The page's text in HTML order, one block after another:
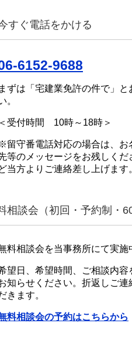
すぐ電話をかける
6152-9688
まずは「宅建業免許の件で」と
。
＜受付時間 10時～18時＞
留守番電話対応の場合は、お
等のメッセージをお残しくだ
当方よりご連絡差し上げます
相談会（初回・予約制・60
料相談会を当事務所にて実施
望日、希望時間、ご相談内容
知らせください。折返しご連
きます。
料相談会の予約はこちらから